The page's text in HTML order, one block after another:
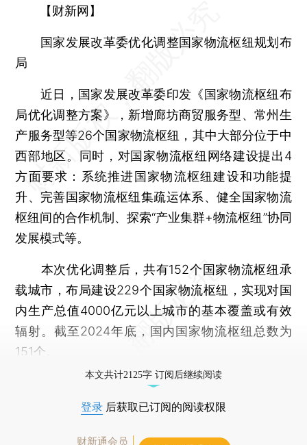
【财新网】
国家发展改革委优化调整国家物流枢纽规划布
局
近日，国家发展改革委印发《国家物流枢纽布
局优化调整方案》，新增廊坊商贸服务型、常州生
产服务型等26个国家物流枢纽，其中大部分位于中
西部地区。同时，对国家物流枢纽网络建设提出4
方面要求：系统推进国家物流枢纽建设和功能提
升、完善国家物流枢纽集疏运体系、健全国家物流
枢纽间的合作机制、探索“产业集群+物流枢纽”协同
发展模式等。
本次优化调整后，共有152个国家物流枢纽承
载城市，布局建设229个国家物流枢纽，实现对国
内生产总值4000亿元以上城市的基本覆盖或有效
辐射。截至2024年底，国内国家物流枢纽总数为
151个。
本文共计2125字 订阅后继续阅读
登录 后获取已订阅的阅读权限
财新通会员